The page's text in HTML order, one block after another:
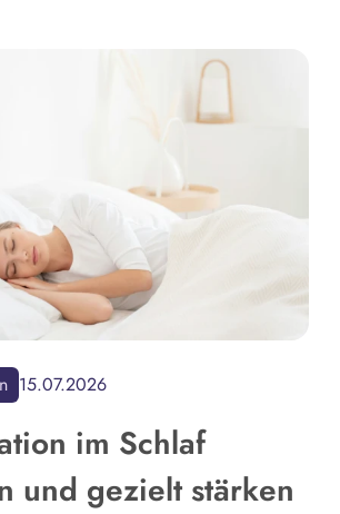
15.07.2026
im Schlaf
und gezielt stärken